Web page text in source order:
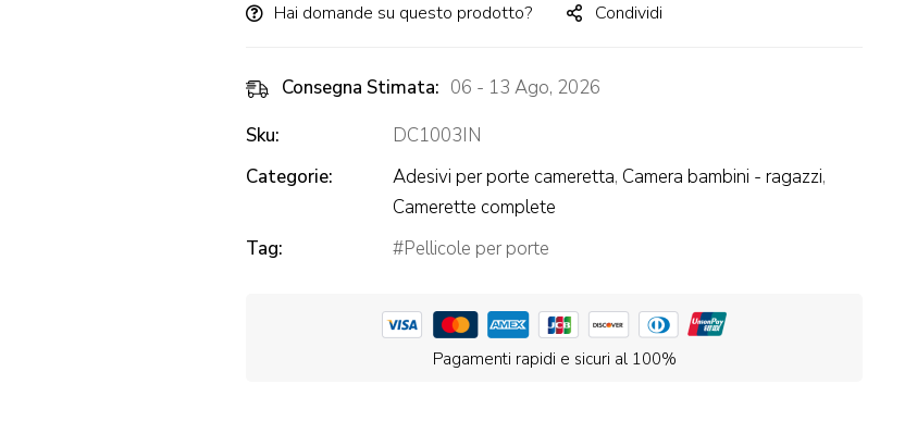
Hai domande su questo prodotto? Condividi
Consegna Stimata: 06 - 13 Ago, 2026
Sku:
DC1003IN
Categorie:
Adesivi per porte cameretta, Camera bambini - ragazzi,
Camerette complete
Tag:
Pellicole per porte
Pagamenti rapidi e sicuri al 100%